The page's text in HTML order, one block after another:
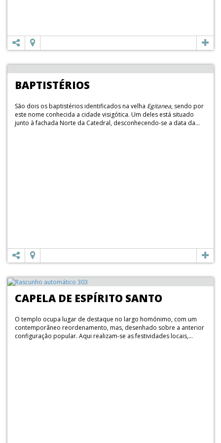
BAPTISTÉRIOS
São dois os baptistérios identificados na velha Egitanea, sendo por
este nome conhecida a cidade visigótica. Um deles está situado
junto à fachada Norte da Catedral, desconhecendo-se a data da...
CAPELA DE ESPÍRITO SANTO
O templo ocupa lugar de destaque no largo homónimo, com um
contemporâneo reordenamento, mas, desenhado sobre a anterior
configuração popular. Aqui realizam-se as festividades locais,...